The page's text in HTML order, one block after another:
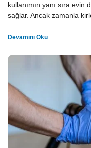
kullanımın yanı sıra
sağlar. Ancak zamanla
Devamını Oku